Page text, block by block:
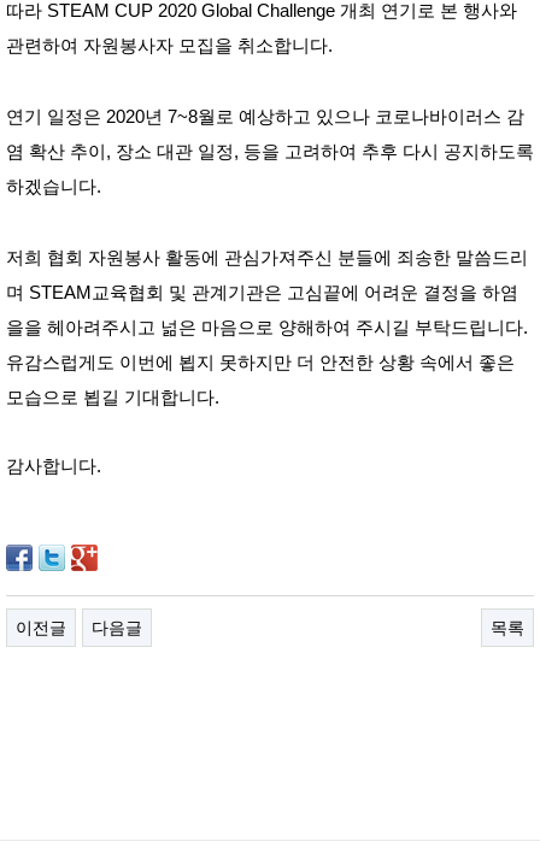
따라 STEAM CUP 2020 Global Challenge 개최 연기로 본 행사와
관련하여 자원봉사자 모집을 취소합니다.
연기 일정은 2020년 7~8월로 예상하고 있으나 코로나바이러스 감
염 확산 추이, 장소 대관 일정, 등을 고려하여 추후 다시 공지하도록
하겠습니다.
저희 협회 자원봉사 활동에 관심가져주신 분들에 죄송한 말씀드리
며 STEAM교육협회 및 관계기관은 고심끝에 어려운 결정을 하염
을을 헤아려주시고 넒은 마음으로 양해하여 주시길 부탁드립니다.
유감스럽게도 이번에 뵙지 못하지만 더 안전한 상황 속에서 좋은
모습으로 뵙길 기대합니다.
감사합니다.
이전글 다음글 목록